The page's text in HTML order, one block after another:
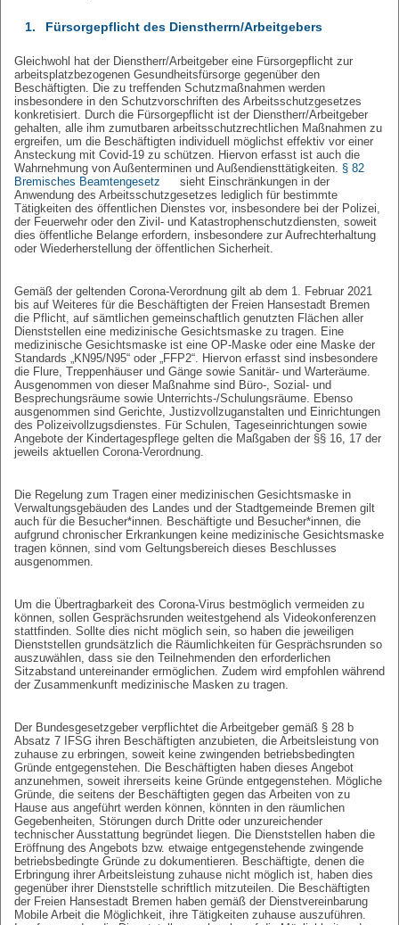
1. Fürsorgepflicht des Dienstherrn/Arbeitgebers
Gleichwohl hat der Dienstherr/Arbeitgeber eine Fürsorgepflicht zur
arbeitsplatzbezogenen Gesundheitsfürsorge gegenüber den
Beschäftigten. Die zu treffenden Schutzmaßnahmen werden
insbesondere in den Schutzvorschriften des Arbeitsschutzgesetzes
konkretisiert. Durch die Fürsorgepflicht ist der Dienstherr/Arbeitgeber
gehalten, alle ihm zumutbaren arbeitsschutzrechtlichen Maßnahmen zu
ergreifen, um die Beschäftigten individuell möglichst effektiv vor einer
Ansteckung mit Covid-19 zu schützen. Hiervon erfasst ist auch die
Wahrnehmung von Außenterminen und Außendiensttätigkeiten. § 82
Bremisches Beamtengesetz
sieht Einschränkungen in der
Anwendung des Arbeitsschutzgesetzes lediglich für bestimmte
Tätigkeiten des öffentlichen Dienstes vor, insbesondere bei der Polizei,
der Feuerwehr oder den Zivil- und Katastrophenschutzdiensten, soweit
dies öffentliche Belange erfordern, insbesondere zur Aufrechterhaltung
oder Wiederherstellung der öffentlichen Sicherheit.
Gemäß der geltenden Corona-Verordnung gilt ab dem 1. Februar 2021
bis auf Weiteres für die Beschäftigten der Freien Hansestadt Bremen
die Pflicht, auf sämtlichen gemeinschaftlich genutzten Flächen aller
Dienststellen eine medizinische Gesichtsmaske zu tragen. Eine
medizinische Gesichtsmaske ist eine OP-Maske oder eine Maske der
Standards „KN95/N95“ oder „FFP2“. Hiervon erfasst sind insbesondere
die Flure, Treppenhäuser und Gänge sowie Sanitär- und Warteräume.
Ausgenommen von dieser Maßnahme sind Büro-, Sozial- und
Besprechungsräume sowie Unterrichts-/Schulungsräume. Ebenso
ausgenommen sind Gerichte, Justizvollzuganstalten und Einrichtungen
des Polizeivollzugsdienstes. Für Schulen, Tageseinrichtungen sowie
Angebote der Kindertagespflege gelten die Maßgaben der §§ 16, 17 der
jeweils aktuellen Corona-Verordnung.
Die Regelung zum Tragen einer medizinischen Gesichtsmaske in
Verwaltungsgebäuden des Landes und der Stadtgemeinde Bremen gilt
auch für die Besucher*innen. Beschäftigte und Besucher*innen, die
aufgrund chronischer Erkrankungen keine medizinische Gesichtsmaske
tragen können, sind vom Geltungsbereich dieses Beschlusses
ausgenommen.
Um die Übertragbarkeit des Corona-Virus bestmöglich vermeiden zu
können, sollen Gesprächsrunden weitestgehend als Videokonferenzen
stattfinden. Sollte dies nicht möglich sein, so haben die jeweiligen
Dienststellen grundsätzlich die Räumlichkeiten für Gesprächsrunden so
auszuwählen, dass sie den Teilnehmenden den erforderlichen
Sitzabstand untereinander ermöglichen. Zudem wird empfohlen während
der Zusammenkunft medizinische Masken zu tragen.
Der Bundesgesetzgeber verpflichtet die Arbeitgeber gemäß § 28 b
Absatz 7 IFSG ihren Beschäftigten anzubieten, die Arbeitsleistung von
zuhause zu erbringen, soweit keine zwingenden betriebsbedingten
Gründe entgegenstehen. Die Beschäftigten haben dieses Angebot
anzunehmen, soweit ihrerseits keine Gründe entgegenstehen. Mögliche
Gründe, die seitens der Beschäftigten gegen das Arbeiten von zu
Hause aus angeführt werden können, könnten in den räumlichen
Gegebenheiten, Störungen durch Dritte oder unzureichender
technischer Ausstattung begründet liegen. Die Dienststellen haben die
Eröffnung des Angebots bzw. etwaige entgegenstehende zwingende
betriebsbedingte Gründe zu dokumentieren. Beschäftigte, denen die
Erbringung ihrer Arbeitsleistung zuhause nicht möglich ist, haben dies
gegenüber ihrer Dienststelle schriftlich mitzuteilen. Die Beschäftigten
der Freien Hansestadt Bremen haben gemäß der Dienstvereinbarung
Mobile Arbeit die Möglichkeit, ihre Tätigkeiten zuhause auszuführen.